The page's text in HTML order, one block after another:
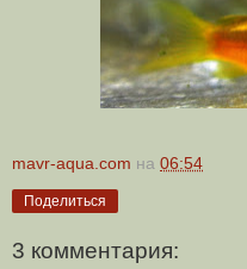
mavr-aqua.com на 06:54
Поделиться
3 комментария: